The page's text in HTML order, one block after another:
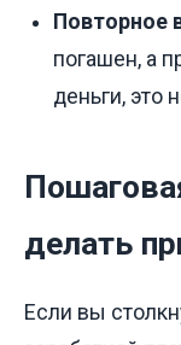
Повторное
погашен, а
деньги, это
делать
Если вы